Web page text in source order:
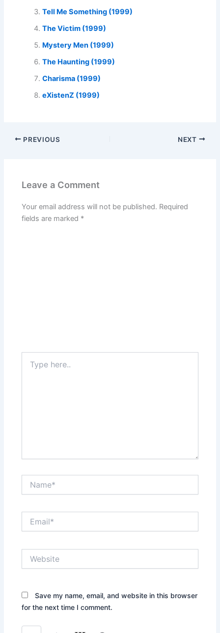
Tell Me Something (1999)
The Victim (1999)
Mystery Men (1999)
The Haunting (1999)
Charisma (1999)
eXistenZ (1999)
PREVIOUS NEXT
Leave a Comment
Your email address will not be published. Required
fields are marked *
here..
Save my name, email, and website in this browser
for the next time I comment.